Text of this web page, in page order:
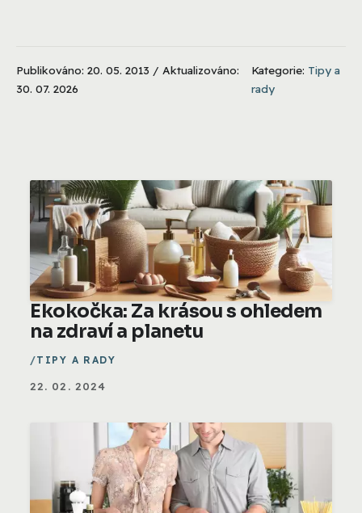
Publikováno: 20. 05. 2013 / Aktualizováno:
30. 07. 2026
Kategorie: Tipy a
rady
Ekokočka: Za krásou s ohledem
na zdraví a planetu
TIPY A RADY
22. 02. 2024